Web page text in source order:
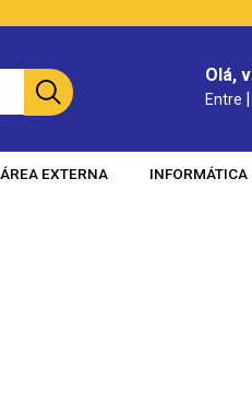
Olá,
Entre |
ÁREA EXTERNA INFORMÁTICA